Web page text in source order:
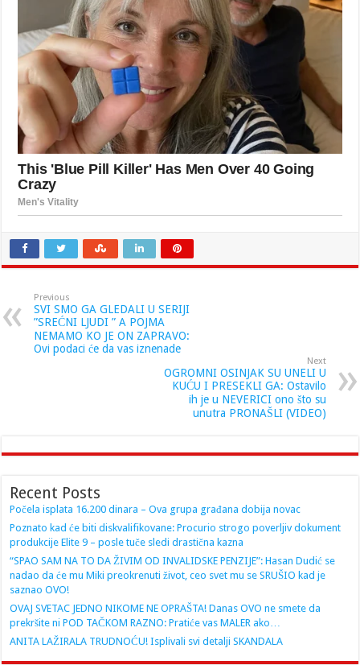
Previous
SVI SMO GA GLEDALI U SERIJI
”SREĆNI LJUDI ” A POJMA
NEMAMO KO JE ON ZAPRAVO:
Ovi podaci će da vas iznenade
Next
OGROMNI OSINJAK SU UNELI U
KUĆU I PRESEKLI GA: Ostavilo
ih je u NEVERICI ono što su
unutra PRONAŠLI (VIDEO)
Recent Posts
Počela isplata 16.200 dinara – Ova grupa građana dobija novac
Poznato kad će biti diskvalifikovane: Procurio strogo poverljiv dokument
produkcije Elite 9 – posle tuče sledi drastična kazna
“SPAO SAM NA TO DA ŽIVIM OD INVALIDSKE PENZIJE”: Hasan Dudić se
nadao da će mu Miki preokrenuti život, ceo svet mu se SRUŠIO kad je
saznao OVO!
OVAJ SVETAC JEDNO NIKOME NE OPRAŠTA! Danas OVO ne smete da
prekršite ni POD TAČKOM RAZNO: Pratiće vas MALER ako…
ANITA LAŽIRALA TRUDNOĆU! Isplivali svi detalji SKANDALA